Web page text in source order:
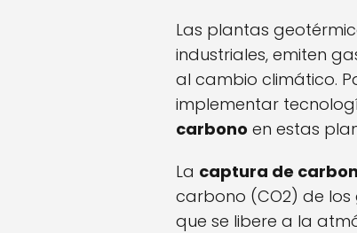
Las plantas
industriales, emiten
al cambio climático.
implementar
carbono en estas
La captura de
carbono (CO2) de
que se libere a la